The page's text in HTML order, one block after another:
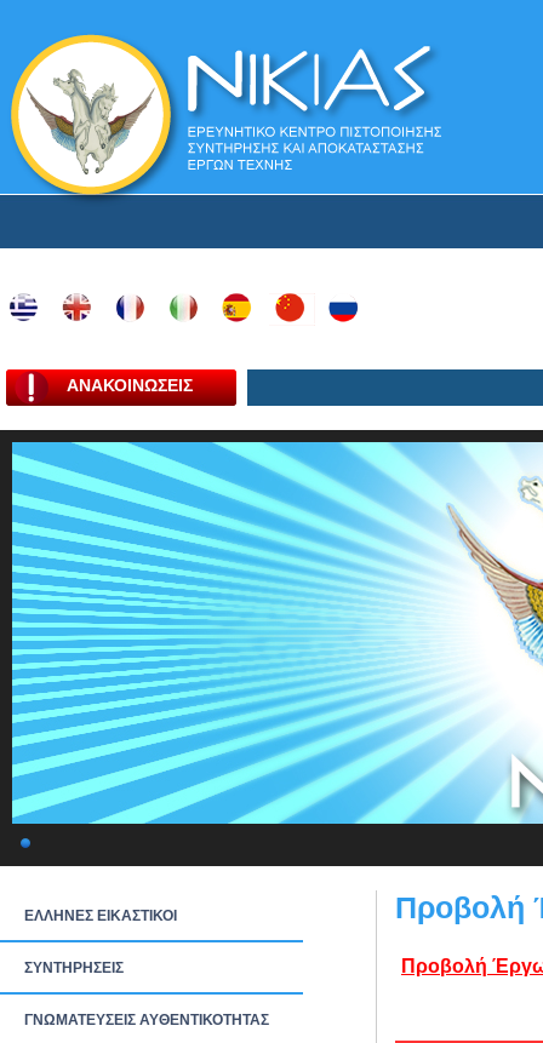
ΑΝΑΚΟΙΝΩΣΕΙΣ
ΕΛΛΗΝΕΣ ΕΙΚΑΣΤΙΚΟΙ
ΣΥΝΤΗΡΗΣΕΙΣ
ΓΝΩΜΑΤΕΥΣΕΙΣ ΑΥΘΕΝΤΙΚΟΤΗΤΑΣ
Προβολή
Προβολή